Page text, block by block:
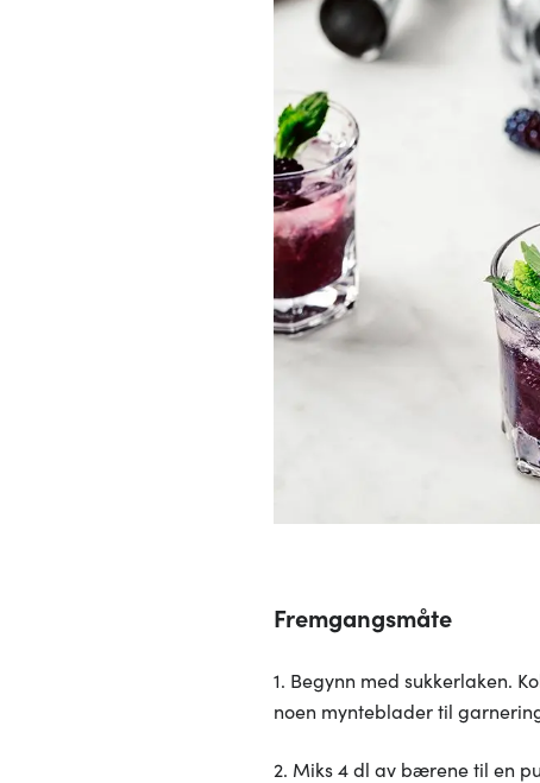
Fremgangsmåte
1. Begynn med sukkerlaken.
noen mynteblader til
2. Miks 4 dl av bærene til en